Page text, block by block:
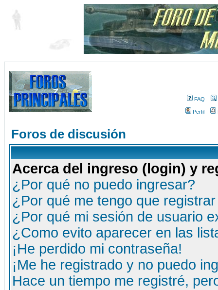
FAQ
Perfil
Foros de discusión
Acerca del ingreso (login) y
¿Por qué no puedo ingresar?
¿Por qué me tengo que
¿Por qué mi sesión de usuario
¿Como evito aparecer en las
¡He perdido mi contraseña!
¡Me he registrado y no puedo
Hace un tiempo me registré,